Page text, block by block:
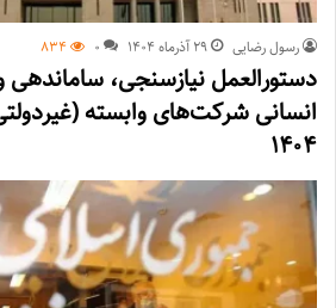
رسول رضایی ۲۹ آذر‌ماه ۱۴۰۴ 0
834
دستورالعمل نیازسنجی، ساماندهی
انسانی شرکت‌های وابسته
۱۴۰۴